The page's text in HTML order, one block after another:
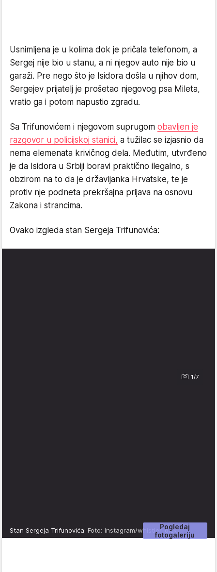
Usnimljena je u kolima dok je pričala telefonom, a
Sergej nije bio u stanu, a ni njegov auto nije bio u
garaži. Pre nego što je Isidora došla u njihov dom,
Sergejev prijatelj je prošetao njegovog psa Mileta,
vratio ga i potom napustio zgradu.
Sa Trifunovićem i njegovom suprugom obavljen je
razgovor u policijskoj stanici, a tužilac se izjasnio da
nema elemenata krivičnog dela. Međutim, utvrđeno
je da Isidora u Srbiji boravi praktično ilegalno, s
obzirom na to da je državljanka Hrvatske, te je
protiv nje podneta prekršajna prijava na osnovu
Zakona i strancima.
Ovako izgleda stan Sergeja Trifunovića:
1/7
Pogledaj
fotogaleriju
Stan Sergeja Trifunovića Foto: Instagram/whistler_dick